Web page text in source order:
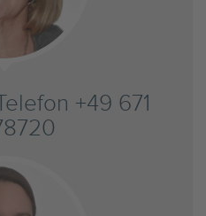
+49 671